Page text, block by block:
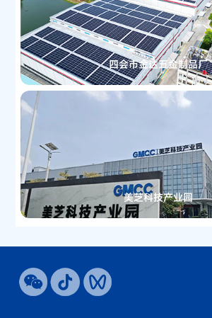
四会市金达五金制品厂
美芝科技产业园